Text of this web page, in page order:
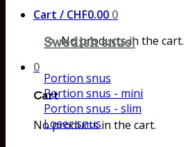
Cart / CHF0.00 0
No products in the cart.
0
Cart
No products in the cart.
Swedish snus!
Portion snus
Portion snus - mini
Portion snus - slim
Loser snus